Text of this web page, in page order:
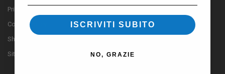
Privacy Policy
Cookie Policy
Shop
Sitemap
ISCRIVITI SUBITO
NO, GRAZIE